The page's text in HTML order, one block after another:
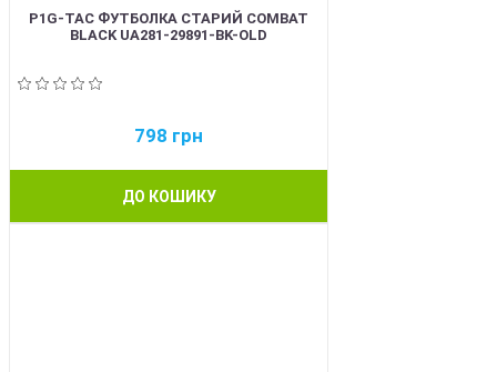
P1G-TAC ФУТБОЛКА СТАРИЙ COMBAT
BLACK UA281-29891-BK-OLD
798 грн
ДО КОШИКУ